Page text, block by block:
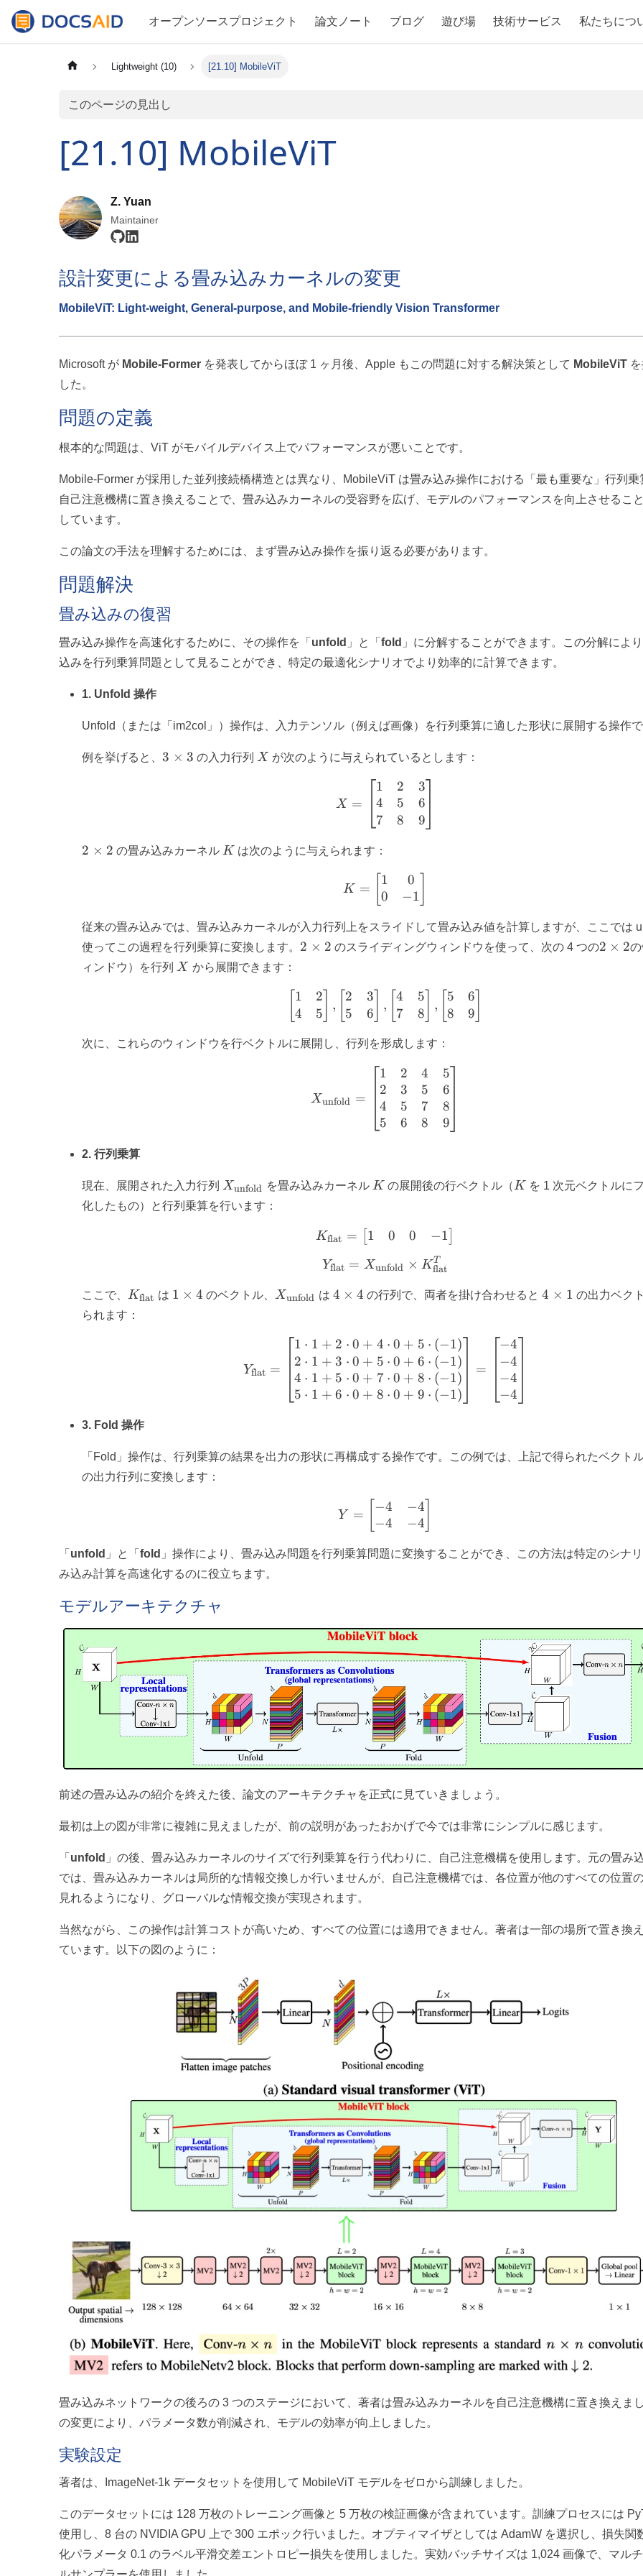
オープンソースプロジェクト 論文ノート ブログ 遊び場 技術サービス 私たちにつ
Lightweight (10) [21.10] MobileViT
このページの見出し
[21.10] MobileViT
Z. Yuan
Maintainer
設計変更による畳み込みカーネルの変更
MobileViT: Light-weight, General-purpose, and Mobile-friendly Vision Transformer
Microsoft が Mobile-Former を発表してからほぼ 1 ヶ月後、Apple もこの問題に対する解決策として MobileViT
した。
問題の定義
根本的な問題は、ViT がモバイルデバイス上でパフォーマンスが悪いことです。
Mobile-Former が採用した並列接続橋構造とは異なり、MobileViT は畳み込み操作における「最も重要な」行列乗
自己注意機構に置き換えることで、畳み込みカーネルの受容野を広げ、モデルのパフォーマンスを向上させるこ
しています。
この論文の手法を理解するためには、まず畳み込み操作を振り返る必要があります。
問題解決
畳み込みの復習
畳み込み操作を高速化するために、その操作を「 unfold 」と「fold 」に分解することができます。この分解によ
込みを行列乗算問題として見ることができ、特定の最適化シナリオでより効率的に計算できます。
1. Unfold 操作
Unfold（または「im2col」）操作は、入力テンソル（例えば画像）を行列乗算に適した形状に展開する操作で
例を挙げると、3
3 × 3 の入力行列 X
X が次のように与えられているとします：
X = \left[\begin{matrix} 1 & 2 & 3 \\ 4
X =
1
4
7
2
5
8
3
6
9
2
2 × 2 の畳み込みカーネル K
K は次のように与えられます：
K = \left[\begin{matrix} 1 & 0 \\ 0 & -1
K =
1
0
0
−1
従来の畳み込みでは、畳み込みカーネルが入力行列上をスライドして畳み込み値を計算しますが、ここでは
使ってこの過程を行列乗算に変換します。 2
2 × 2 のスライディングウィンドウを使って、次の 4 つの2 × 2
ィンドウ）を行列
X
X から展開できます：
\left[\begin{matrix} 1 & 2 \\ 4 & 5
1
4
2
5
,
2
5
3
6
, [4
7
5
8
,
5
8
6
9
次に、これらのウィンドウを行ベクトルに展開し、行列を形成します：
X_{\text{unfold}} = \left[\begin{matrix}
Xunfold =
1
2
4
5
2
3
5
6
4
5
7
8
5
6
8
9
2. 行列乗算
現在、展開された入力行列 X_{\text{unfold}}
Xunfold を畳み込みカーネル K
K の展開後の行ベクトル（ K
K を 1 次元ベクトルに
化したもの）と行列乗算を行います：
K_{\text{flat}} = \left[\begin{matrix} 1
Kflat = 1 0 0 −1
Y_{\text{flat}} = X_{\text{unfold}}
Yflat = Xunfold × Kflat
T
ここで、 K_{\text{flat}}
Kflat は 1
1 × 4 のベクトル、 X_{\text{unfold}}
Xunfold は 4
4 × 4 の行列で、両者を掛け合わせると4
4 × 1 の出力ベク
られます：
Y_{\text{flat}} = \left[\begin{matrix} 1
Yflat =
1 ⋅ 1 + 2 ⋅ 0 + 4 ⋅ 0 + 5 ⋅ (−1)
2 ⋅ 1 + 3 ⋅ 0 + 5 ⋅ 0 + 6 ⋅ (−1)
4 ⋅ 1 + 5 ⋅ 0 + 7 ⋅ 0 + 8 ⋅ (−1)
5 ⋅ 1 + 6 ⋅ 0 + 8 ⋅ 0 + 9 ⋅ (−1)
=
−4
−4
−4
−4
3. Fold 操作
「Fold」操作は、行列乗算の結果を出力の形状に再構成する操作です。この例では、上記で得られたベクト
の出力行列に変換します：
Y = \left[\begin{matrix} -4 & -4 \\ -4 & -
Y =
−4
−4
−4
−4
「 unfold 」と「fold 」操作により、畳み込み問題を行列乗算問題に変換することができ、この方法は特定のシナ
み込み計算を高速化するのに役立ちます。
モデルアーキテクチャ
前述の畳み込みの紹介を終えた後、論文のアーキテクチャを正式に見ていきましょう。
最初は上の図が非常に複雑に見えましたが、前の説明があったおかげで今では非常にシンプルに感じます。
「 unfold 」の後、畳み込みカーネルのサイズで行列乗算を行う代わりに、自己注意機構を使用します。元の畳み
では、畳み込みカーネルは局所的な情報交換しか行いませんが、自己注意機構では、各位置が他のすべての位置
見れるようになり、グローバルな情報交換が実現されます。
当然ながら、この操作は計算コストが高いため、すべての位置には適用できません。著者は一部の場所で置き換
ています。以下の図のように：
畳み込みネットワークの後ろの 3 つのステージにおいて、著者は畳み込みカーネルを自己注意機構に置き換えま
の変更により、パラメータ数が削減され、モデルの効率が向上しました。
実験設定
著者は、ImageNet-1k データセットを使用して MobileViT モデルをゼロから訓練しました。
このデータセットには 128 万枚のトレーニング画像と 5 万枚の検証画像が含まれています。訓練プロセスには
使用し、8 台の NVIDIA GPU 上で 300 エポック行いました。オプティマイザとしては AdamW を選択し、損失関
化パラメータ 0.1 のラベル平滑交差エントロピー損失を使用しました。実効バッチサイズは 1,024 画像で、マル